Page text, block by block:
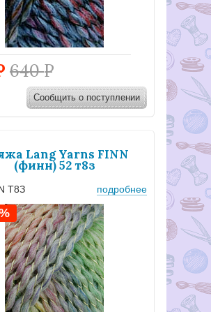
640Р
Сообщить о поступлении
Lang Yarns FINN
(финн) 52 т8з
Т8З подробнее